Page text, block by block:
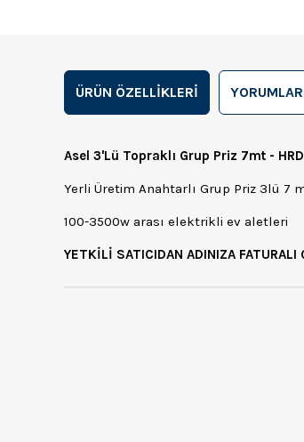
ÜRÜN ÖZELLIKLERI YORUMLAR
Asel 3'Lü Topraklı Grup Priz 7mt -
Yerli Üretim Anahtarlı Grup Priz 3lü 7
100-3500w arası elektrikli ev aletleri
YETKİLİ SATICIDAN ADINIZA FATURALI